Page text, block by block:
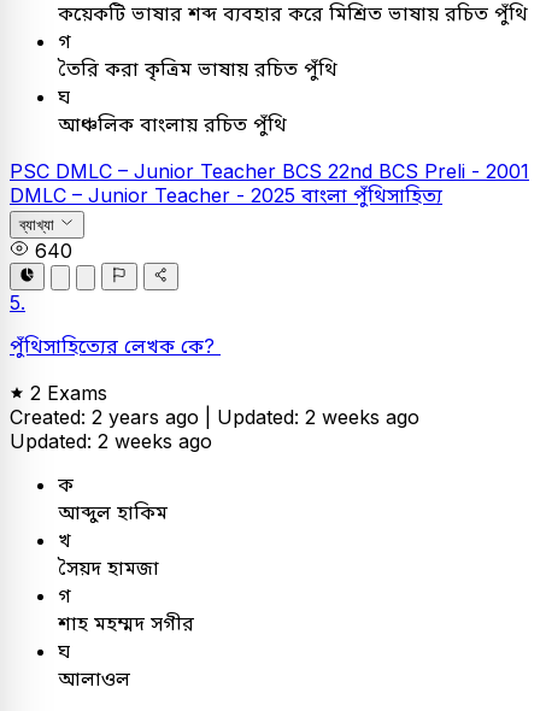
কয়েকটি ভাষার শব্দ ব্যবহার করে মিশ্রিত ভাষায় রচিত পুঁথি
গ
তৈরি করা কৃত্রিম ভাষায় রচিত পুঁথি
ঘ
আঞ্চলিক বাংলায় রচিত পুঁথি
PSC DMLC – Junior Teacher BCS 22nd BCS Preli - 2001
DMLC – Junior Teacher - 2025 বাংলা পুঁথিসাহিত্য
ব্যাখ্যা
640
5.
পুঁথিসাহিত্যের লেখক কে?
2 Exams
Created: 2 years ago | Updated: 2 weeks ago
Updated: 2 weeks ago
ক
আব্দুল হাকিম
খ
সৈয়দ হামজা
গ
শাহ মহম্মদ সগীর
ঘ
আলাওল